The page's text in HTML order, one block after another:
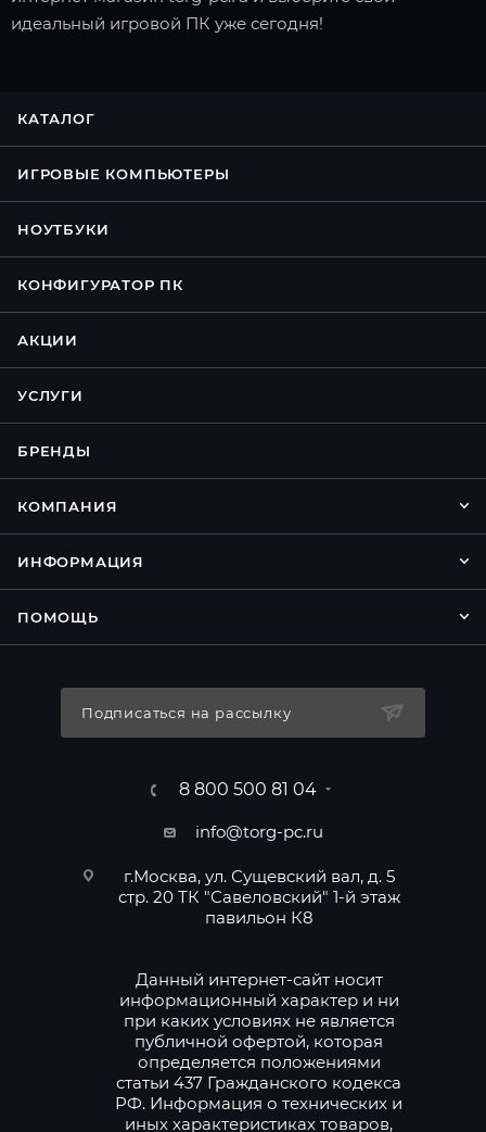
идеальный игровой ПК уже сегодня!
КАТАЛОГ
ИГРОВЫЕ КОМПЬЮТЕРЫ
НОУТБУКИ
КОНФИГУРАТОР ПК
АКЦИИ
УСЛУГИ
БРЕНДЫ
КОМПАНИЯ
ИНФОРМАЦИЯ
ПОМОЩЬ
Подписаться на рассылку
8 800 500 81 04
info@torg-pc.ru
г.Москва, ул. Сущевский вал, д. 5
стр. 20 ТК "Савеловский" 1-й этаж
павильон К8
Данный интернет-сайт носит
информационный характер и ни
при каких условиях не является
публичной офертой, которая
определяется положениями
статьи 437 Гражданского кодекса
РФ. Информация о технических и
иных характеристиках товаров,